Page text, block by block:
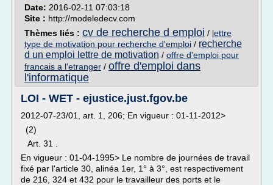
Date: 2016-02-11 07:03:18
Site : http://modeledecv.com
Thèmes liés : cv de recherche d emploi / lettre
type de motivation pour recherche d'emploi / recherche
d un emploi lettre de motivation / offre d'emploi pour
francais a l'etranger / offre d'emploi dans
l'informatique
LOI - WET - ejustice.just.fgov.be
2012-07-23/01, art. 1, 206; En vigueur : 01-11-2012>
(2)
Art. 31 .
En vigueur : 01-04-1995> Le nombre de journées de travail
fixé par l'article 30, alinéa 1er, 1° à 3°, est respectivement
de 216, 324 et 432 pour le travailleur des ports et le